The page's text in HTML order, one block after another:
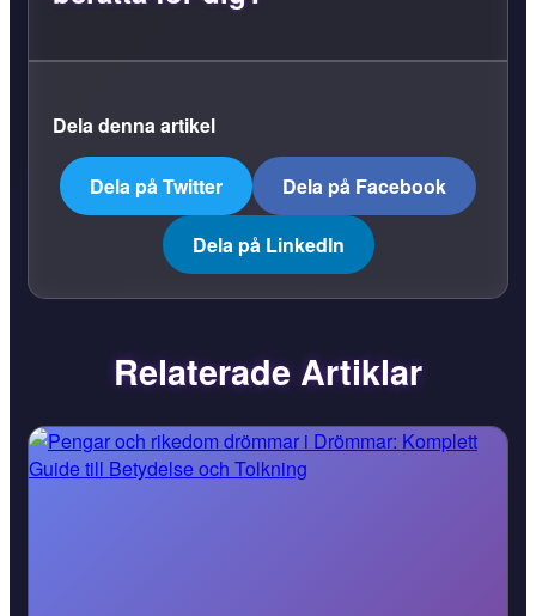
Dela denna artikel
Dela på Twitter Dela på Facebook
Dela på LinkedIn
Relaterade Artiklar